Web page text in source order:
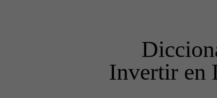
Invertir en